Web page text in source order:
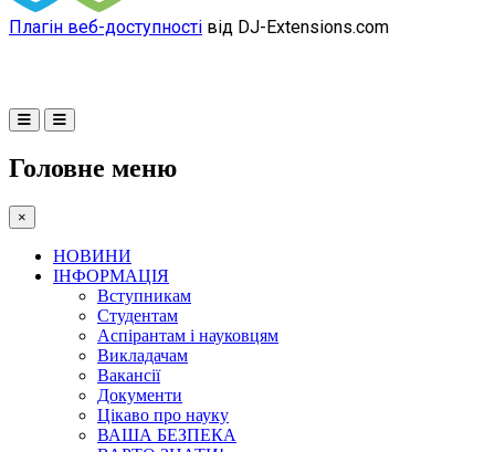
Плагін веб-доступності від DJ-Extensions.com
Головне меню
×
НОВИНИ
ІНФОРМАЦІЯ
Вступникам
Студентам
Аспірантам і науковцям
Викладачам
Вакансії
Документи
Цікаво про науку
ВАША БЕЗПЕКА